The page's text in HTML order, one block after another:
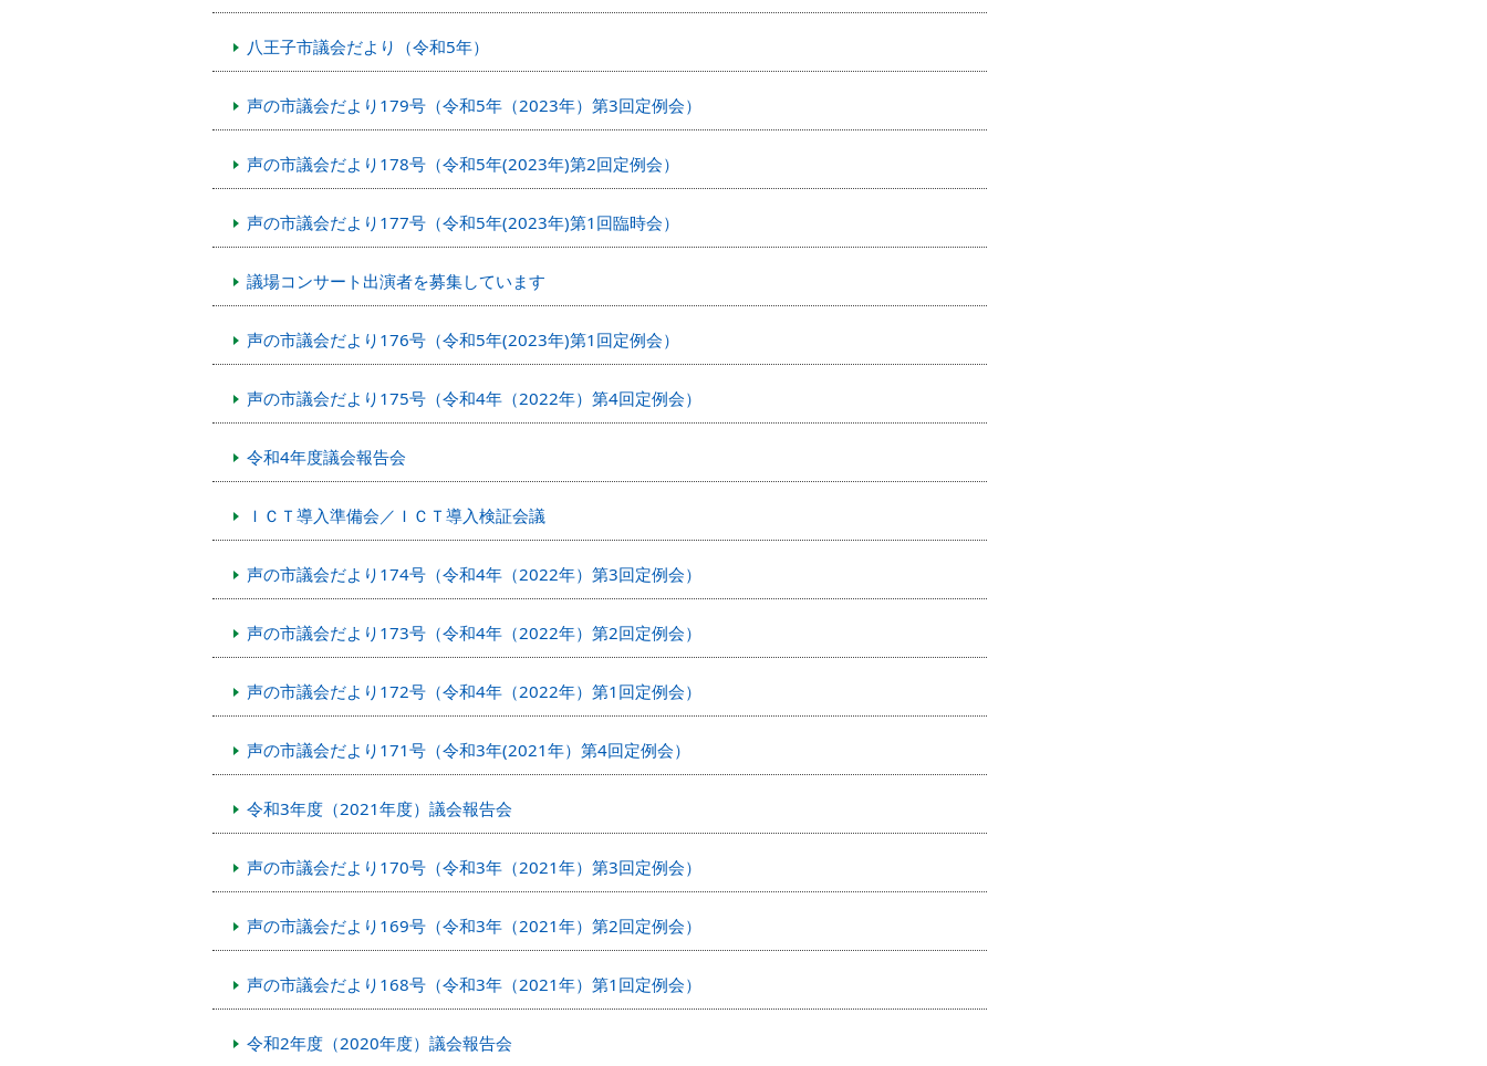
八王子市議会だより（令和5年）
声の市議会だより179号（令和5年（2023年）第3回定例会）
声の市議会だより178号（令和5年(2023年)第2回定例会）
声の市議会だより177号（令和5年(2023年)第1回臨時会）
議場コンサート出演者を募集しています
声の市議会だより176号（令和5年(2023年)第1回定例会）
声の市議会だより175号（令和4年（2022年）第4回定例会）
令和4年度議会報告会
ＩＣＴ導入準備会／ＩＣＴ導入検証会議
声の市議会だより174号（令和4年（2022年）第3回定例会）
声の市議会だより173号（令和4年（2022年）第2回定例会）
声の市議会だより172号（令和4年（2022年）第1回定例会）
声の市議会だより171号（令和3年(2021年）第4回定例会）
令和3年度（2021年度）議会報告会
声の市議会だより170号（令和3年（2021年）第3回定例会）
声の市議会だより169号（令和3年（2021年）第2回定例会）
声の市議会だより168号（令和3年（2021年）第1回定例会）
令和2年度（2020年度）議会報告会